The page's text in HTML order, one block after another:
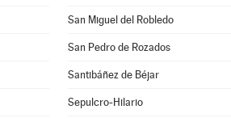
San Miguel del Robledo
San Pedro de Rozados
Santibáñez de Béjar
Sepulcro-Hilario